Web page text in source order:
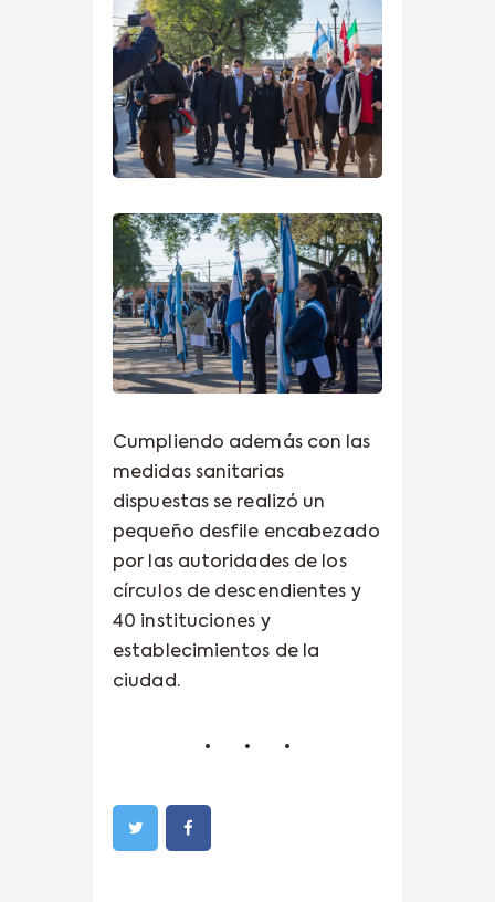
Cumpliendo además con las
medidas sanitarias
dispuestas se realizó un
pequeño desfile encabezado
por las autoridades de los
círculos de descendientes y
40 instituciones y
establecimientos de la
ciudad.